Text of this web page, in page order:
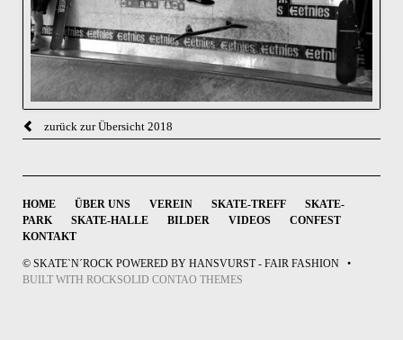
zurück zur Übersicht 2018
NAVIGATION
ÜBERSPRINGEN
HOME ÜBER UNS VEREIN SKATE-TREFF
SKATE-
PARK
SKATE-HALLE BILDER VIDEOS
CONFEST
KONTAKT
© SKATE`N´ROCK POWERED BY HANSVURST - FAIR FASHION
BUILT WITH ROCKSOLID CONTAO THEMES